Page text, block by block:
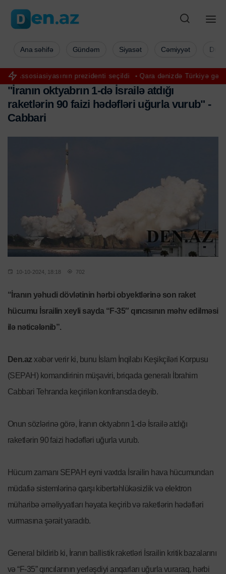
prezidenti seçildi Qara dənizdə Türkiyə gəmisinə hücum
Ana səhifə Gündəm Siyasət Cəmiyyət
"İranın oktyabrın 1-də İsrailə atdığı
raketlərin 90 faizi hədəfləri uğurla vurub" -
Cabbari
10-10-2024, 18:18 702
“İranın yəhudi dövlətinin hərbi obyektlərinə son raket
hücumu İsrailin xeyli sayda “F-35″ qırıcısının məhv edilməsi
ilə nəticələnib”.
Den.az xəbər verir ki, bunu İslam İnqilabı Keşikçiləri Korpusu
(SEPAH) komandirinin müşaviri, briqada generalı İbrahim
Cabbari Tehranda keçirilən konfransda deyib.
Onun sözlərinə görə, İranın oktyabrın 1-də İsrailə atdığı
raketlərin 90 faizi hədəfləri uğurla vurub.
Hücum zamanı SEPAH eyni vaxtda İsrailin hava hücumundan
müdafiə sistemlərinə qarşı kibertəhlükəsizlik və elektron
müharibə əməliyyatları həyata keçirib və raketlərin hədəfləri
vurmasına şərait yaradıb.
General bildirib ki, İranın ballistik raketləri İsrailin kritik bazalarını
və “F-35” qırıcılarının yerləşdiyi anqarları uğurla vuraraq, hərbi